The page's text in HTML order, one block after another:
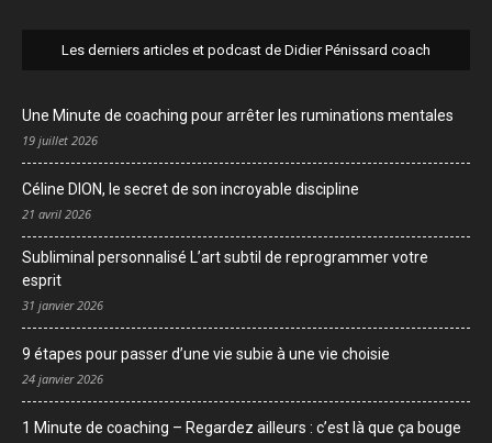
Les derniers articles et podcast de Didier Pénissard coach
Une Minute de coaching pour arrêter les ruminations mentales
19 juillet 2026
Céline DION, le secret de son incroyable discipline
21 avril 2026
Subliminal personnalisé L’art subtil de reprogrammer votre
esprit
31 janvier 2026
9 étapes pour passer d’une vie subie à une vie choisie
24 janvier 2026
1 Minute de coaching – Regardez ailleurs : c’est là que ça bouge